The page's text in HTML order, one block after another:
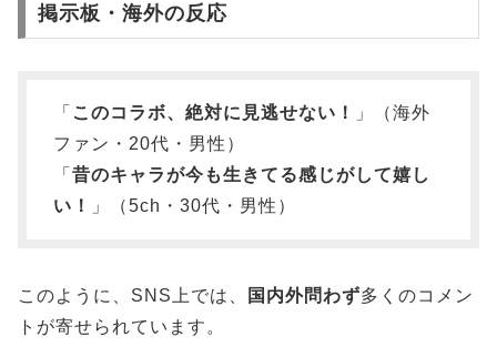
掲示板・海外の反応
「 このコラボ、絶対に見逃せない！
」（海外
ファン・20代・男性）
「 昔のキャラが今も生きてる感じがして嬉し
い！
」（5ch・30代・男性）
このように、SNS上では、 国内外問わず多くのコメン
トが寄せられています。